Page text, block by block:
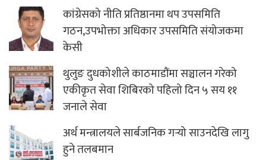
कांग्रेसको नीति प्रतिष्ठानमा थप उपसमिति
गठन,उपभोक्ता अधिकार उपसमिति संयोजकमा
केसी
थुलुङ दुधकोशीले काठमाडौंमा सञ्चालन गरेको
एकीकृत सेवा शिबिरको पहिलो दिन ५ सय ११
जनाले सेवा
अर्थ मन्त्रालयले सार्बजनिक गर्‍यो साउनदेखि लागु
हुने तलबमान